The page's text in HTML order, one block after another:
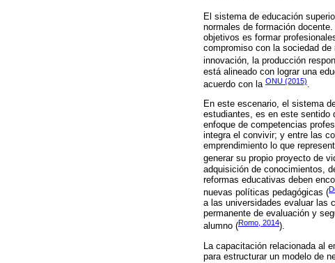
El sistema de educación
normales de formación
objetivos es formar
compromiso con la sociedad
innovación, la producción
está alineado con lograr una
acuerdo con la ONU (2015).
En este escenario, el sistema
estudiantes, es en este sentido
enfoque de competencias
integra el convivir; y entre las
emprendimiento lo que
generar su propio proyecto de
adquisición de conocimientos,
reformas educativas deben
nuevas políticas pedagógicas (
a las universidades evaluar las
permanente de evaluación y
alumno (Romo, 2014).
La capacitación relacionada al
para estructurar un modelo de